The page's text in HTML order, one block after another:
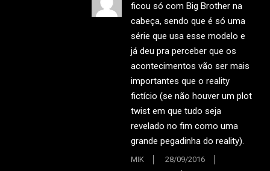
ficou só com Big Brother na
cabeça, sendo que é só uma
série que usa esse modelo e
já deu pra perceber que os
acontecimentos vão ser mais
importantes que o reality
fictício (se não houver um plot
twist em que tudo seja
revelado no fim como uma
grande pegadinha do reality).
MIK
28/09/2016